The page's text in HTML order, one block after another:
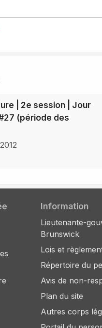
| 2e session | Jour
(période des
Information
Lieutenante-
Brunswick
Lois et
Répertoire du
Avis de non-
Plan du site
Autres corps